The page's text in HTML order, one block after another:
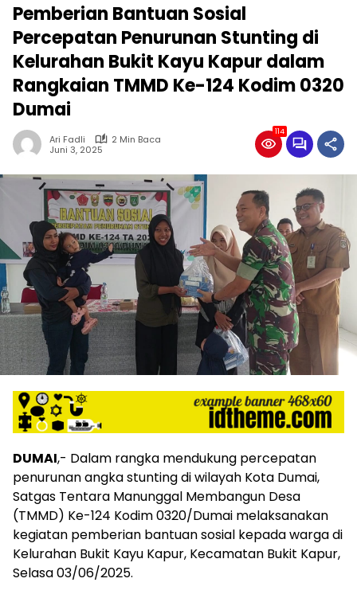
Pemberian Bantuan Sosial
Percepatan Penurunan Stunting di
Kelurahan Bukit Kayu Kapur dalam
Rangkaian TMMD Ke-124 Kodim 0320
Dumai
Ari Fadli
2 Min Baca
Juni 3, 2025
114
DUMAI,- Dalam rangka mendukung percepatan
penurunan angka stunting di wilayah Kota Dumai,
Satgas Tentara Manunggal Membangun Desa
(TMMD) Ke-124 Kodim 0320/Dumai melaksanakan
kegiatan pemberian bantuan sosial kepada warga di
Kelurahan Bukit Kayu Kapur, Kecamatan Bukit Kapur,
Selasa 03/06/2025.